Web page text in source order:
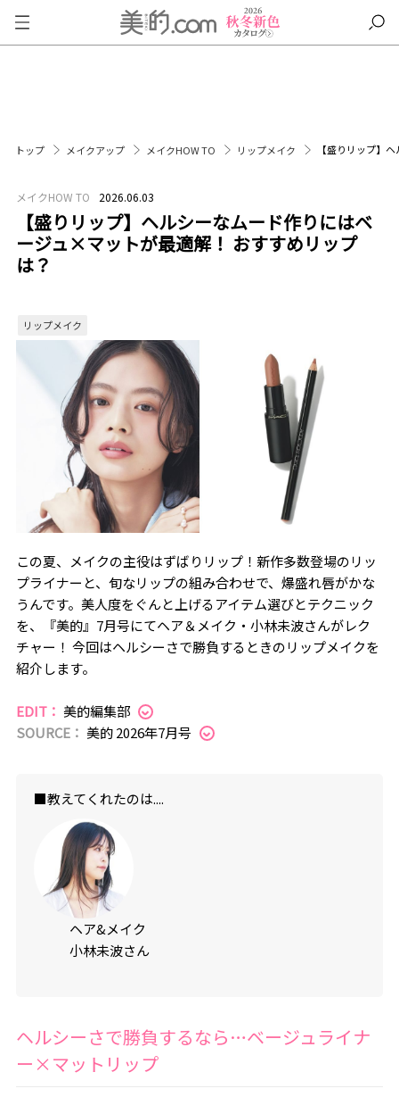
トップ メイクアップ メイクHOW TO リップメイク 【盛りリップ】
メイクHOW TO 2026.06.03
【盛りリップ】ヘルシーなムード作りにはベ
ージュ×マットが最適解！ おすすめリップ
は？
リップメイク
この夏、メイクの主役はずばりリップ！新作多数登場のリッ
プライナーと、旬なリップの組み合わせで、爆盛れ唇がかな
うんです。美人度をぐんと上げるアイテム選びとテクニック
を、『美的』7月号にてヘア＆メイク・小林未波さんがレク
チャー！ 今回はヘルシーさで勝負するときのリップメイクを
紹介します。
EDIT： 美的編集部
SOURCE： 美的 2026年7月号
■教えてくれたのは....
ヘア&メイク
小林未波さん
ヘルシーさで勝負するなら…ベージュライナ
ー×マットリップ